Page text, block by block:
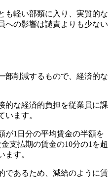
も軽い部類に入り、実質的な
への影響は譴責よりも少ない
部削減するもので、経済的な
的な経済的負担を従業員に課
います。
が1日分の平均賃金の半額を
支払期の賃金の10分の1を超
ます。
であるため、減給のように賃